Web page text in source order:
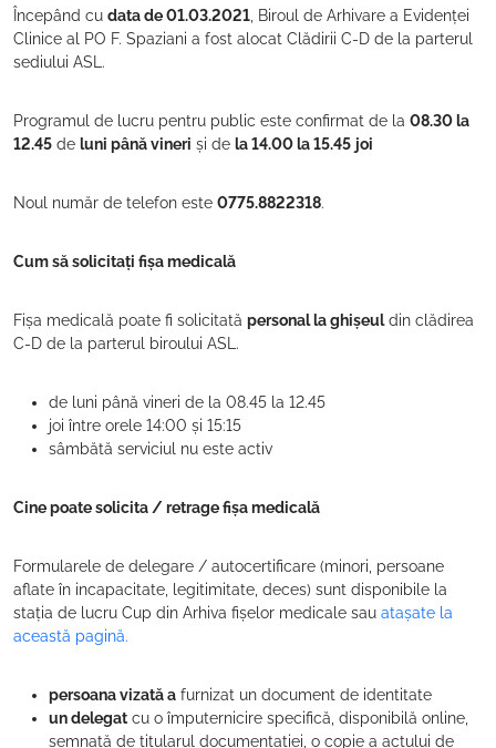
Începând cu data de 01.03.2021 , Biroul de Arhivare a Evidenței
Clinice al PO F. Spaziani a fost alocat Clădirii C-D de la parterul
sediului ASL.
Programul de lucru pentru public este confirmat de la 08.30 la
12.45 de luni până vineri și de la 14.00 la 15.45 joi
Noul număr de telefon este 0775.8822318.
Cum să solicitați fișa medicală
Fișa medicală poate fi solicitată personal la ghișeuldin clădirea
C-D de la parterul biroului ASL.
de luni până vineri de la 08.45 la 12.45
joi între orele 14:00 și 15:15
sâmbătă serviciul nu este activ
Cine poate solicita / retrage fișa medicală
Formularele de delegare / autocertificare (minori, persoane
aflate în incapacitate, legitimitate, deces) sunt disponibile la
stația de lucru Cup din Arhiva fișelor medicale sau atașate la
această pagină.
persoana vizată a furnizat un document de identitate
un delegat cu o împuternicire specifică, disponibilă online,
semnată de titularul documentației, o copie a actului de